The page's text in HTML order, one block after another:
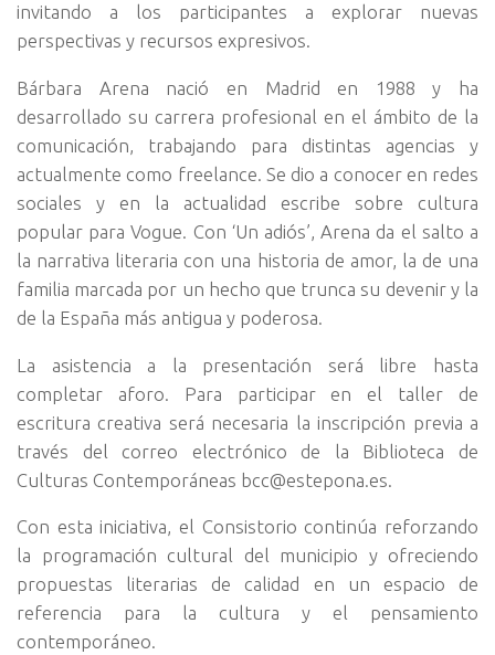
invitando a los participantes a explorar nuevas
perspectivas y recursos expresivos.
Bárbara Arena nació en Madrid en 1988 y ha
desarrollado su carrera profesional en el ámbito de la
comunicación, trabajando para distintas agencias y
actualmente como freelance. Se dio a conocer en redes
sociales y en la actualidad escribe sobre cultura
popular para Vogue. Con ‘Un adiós’, Arena da el salto a
la narrativa literaria con una historia de amor, la de una
familia marcada por un hecho que trunca su devenir y la
de la España más antigua y poderosa.
La asistencia a la presentación será libre hasta
completar aforo. Para participar en el taller de
escritura creativa será necesaria la inscripción previa a
través del correo electrónico de la Biblioteca de
Culturas Contemporáneas bcc@estepona.es.
Con esta iniciativa, el Consistorio continúa reforzando
la programación cultural del municipio y ofreciendo
propuestas literarias de calidad en un espacio de
referencia para la cultura y el pensamiento
contemporáneo.